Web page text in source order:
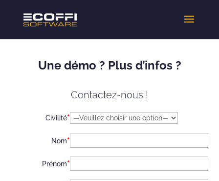
Une démo ? Plus d’infos ?
Contactez-nous !
Civilité*
Nom*
Prénom*